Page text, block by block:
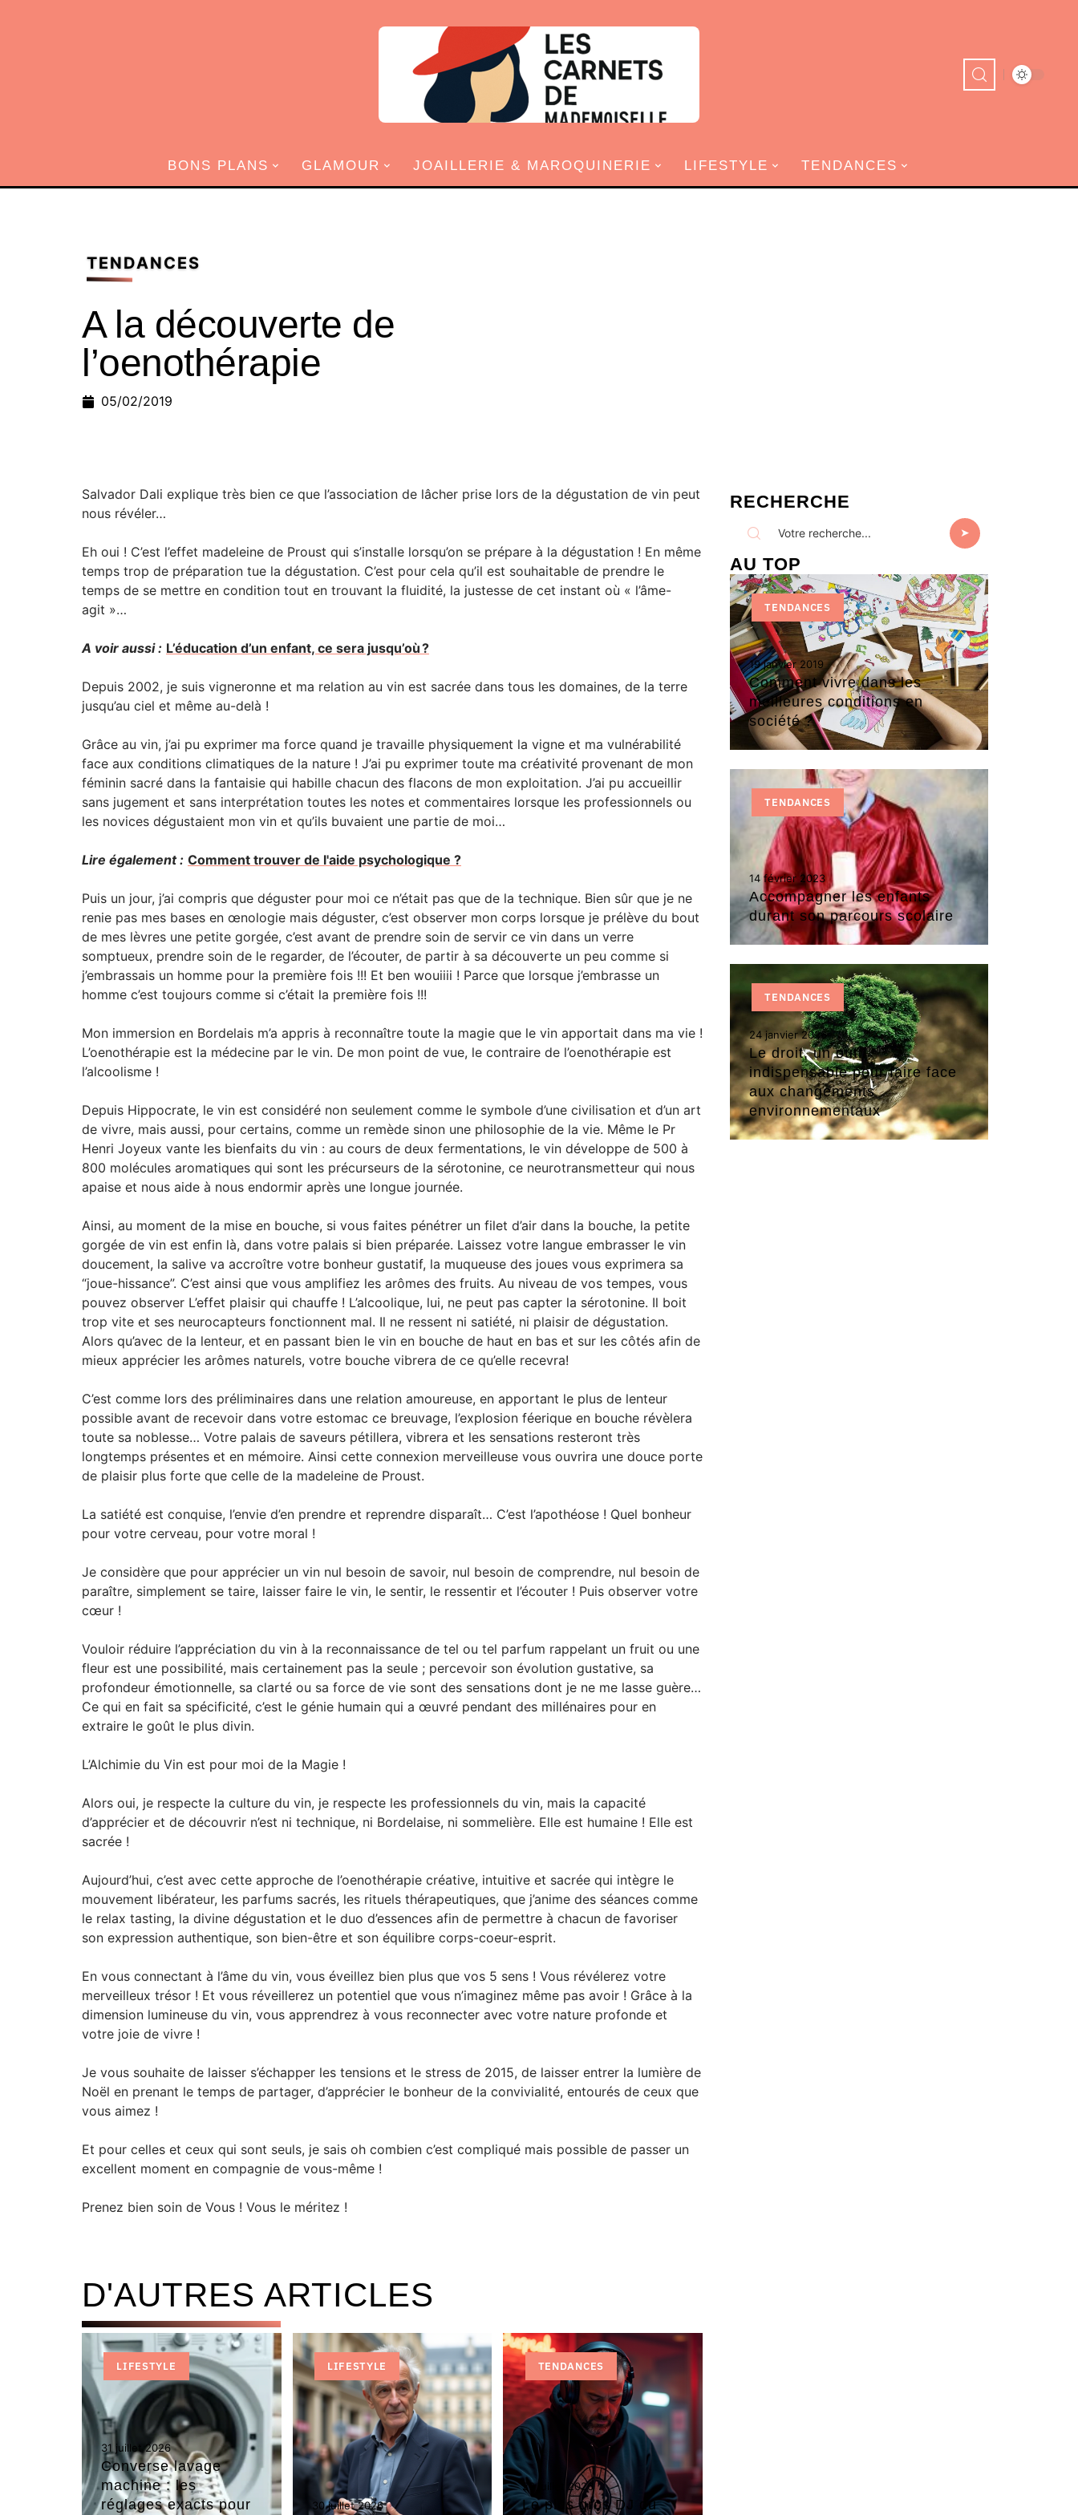
BONS PLANS GLAMOUR JOAILLERIE & MAROQUINERIE LIFESTYLE TENDANCES
TENDANCES
A la découverte de
l’oenothérapie
05/02/2019
Salvador Dali explique très bien ce que l’association de lâcher prise lors de la dégustation de vin peut
nous révéler…
Eh oui ! C’est l’effet madeleine de Proust qui s’installe lorsqu’on se prépare à la dégustation ! En même
temps trop de préparation tue la dégustation. C’est pour cela qu’il est souhaitable de prendre le
temps de se mettre en condition tout en trouvant la fluidité, la justesse de cet instant où « l’âme-
agit »…
A voir aussi : L’éducation d’un enfant, ce sera jusqu’où ?
Depuis 2002, je suis vigneronne et ma relation au vin est sacrée dans tous les domaines, de la terre
jusqu’au ciel et même au-delà !
Grâce au vin, j’ai pu exprimer ma force quand je travaille physiquement la vigne et ma vulnérabilité
face aux conditions climatiques de la nature ! J’ai pu exprimer toute ma créativité provenant de mon
féminin sacré dans la fantaisie qui habille chacun des flacons de mon exploitation. J’ai pu accueillir
sans jugement et sans interprétation toutes les notes et commentaires lorsque les professionnels ou
les novices dégustaient mon vin et qu’ils buvaient une partie de moi…
Lire également : Comment trouver de l'aide psychologique ?
Puis un jour, j’ai compris que déguster pour moi ce n’était pas que de la technique. Bien sûr que je ne
renie pas mes bases en œnologie mais déguster, c’est observer mon corps lorsque je prélève du bout
de mes lèvres une petite gorgée, c’est avant de prendre soin de servir ce vin dans un verre
somptueux, prendre soin de le regarder, de l’écouter, de partir à sa découverte un peu comme si
j’embrassais un homme pour la première fois !!! Et ben wouiiii ! Parce que lorsque j’embrasse un
homme c’est toujours comme si c’était la première fois !!!
Mon immersion en Bordelais m’a appris à reconnaître toute la magie que le vin apportait dans ma vie !
L’oenothérapie est la médecine par le vin. De mon point de vue, le contraire de l’oenothérapie est
l’alcoolisme !
Depuis Hippocrate, le vin est considéré non seulement comme le symbole d’une civilisation et d’un art
de vivre, mais aussi, pour certains, comme un remède sinon une philosophie de la vie. Même le Pr
Henri Joyeux vante les bienfaits du vin : au cours de deux fermentations, le vin développe de 500 à
800 molécules aromatiques qui sont les précurseurs de la sérotonine, ce neurotransmetteur qui nous
apaise et nous aide à nous endormir après une longue journée.
Ainsi, au moment de la mise en bouche, si vous faites pénétrer un filet d’air dans la bouche, la petite
gorgée de vin est enfin là, dans votre palais si bien préparée. Laissez votre langue embrasser le vin
doucement, la salive va accroître votre bonheur gustatif, la muqueuse des joues vous exprimera sa
“joue-hissance”. C’est ainsi que vous amplifiez les arômes des fruits. Au niveau de vos tempes, vous
pouvez observer L’effet plaisir qui chauffe ! L’alcoolique, lui, ne peut pas capter la sérotonine. Il boit
trop vite et ses neurocapteurs fonctionnent mal. Il ne ressent ni satiété, ni plaisir de dégustation.
Alors qu’avec de la lenteur, et en passant bien le vin en bouche de haut en bas et sur les côtés afin de
mieux apprécier les arômes naturels, votre bouche vibrera de ce qu’elle recevra!
C’est comme lors des préliminaires dans une relation amoureuse, en apportant le plus de lenteur
possible avant de recevoir dans votre estomac ce breuvage, l’explosion féerique en bouche révèlera
toute sa noblesse… Votre palais de saveurs pétillera, vibrera et les sensations resteront très
longtemps présentes et en mémoire. Ainsi cette connexion merveilleuse vous ouvrira une douce porte
de plaisir plus forte que celle de la madeleine de Proust.
La satiété est conquise, l’envie d’en prendre et reprendre disparaît… C’est l’apothéose ! Quel bonheur
pour votre cerveau, pour votre moral !
Je considère que pour apprécier un vin nul besoin de savoir, nul besoin de comprendre, nul besoin de
paraître, simplement se taire, laisser faire le vin, le sentir, le ressentir et l’écouter ! Puis observer votre
cœur !
Vouloir réduire l’appréciation du vin à la reconnaissance de tel ou tel parfum rappelant un fruit ou une
fleur est une possibilité, mais certainement pas la seule ; percevoir son évolution gustative, sa
profondeur émotionnelle, sa clarté ou sa force de vie sont des sensations dont je ne me lasse guère…
Ce qui en fait sa spécificité, c’est le génie humain qui a œuvré pendant des millénaires pour en
extraire le goût le plus divin.
L’Alchimie du Vin est pour moi de la Magie !
Alors oui, je respecte la culture du vin, je respecte les professionnels du vin, mais la capacité
d’apprécier et de découvrir n’est ni technique, ni Bordelaise, ni sommelière. Elle est humaine ! Elle est
sacrée !
Aujourd’hui, c’est avec cette approche de l’oenothérapie créative, intuitive et sacrée qui intègre le
mouvement libérateur, les parfums sacrés, les rituels thérapeutiques, que j’anime des séances comme
le relax tasting, la divine dégustation et le duo d’essences afin de permettre à chacun de favoriser
son expression authentique, son bien-être et son équilibre corps-coeur-esprit.
En vous connectant à l’âme du vin, vous éveillez bien plus que vos 5 sens ! Vous révélerez votre
merveilleux trésor ! Et vous réveillerez un potentiel que vous n’imaginez même pas avoir ! Grâce à la
dimension lumineuse du vin, vous apprendrez à vous reconnecter avec votre nature profonde et
votre joie de vivre !
Je vous souhaite de laisser s’échapper les tensions et le stress de 2015, de laisser entrer la lumière de
Noël en prenant le temps de partager, d’apprécier le bonheur de la convivialité, entourés de ceux que
vous aimez !
Et pour celles et ceux qui sont seuls, je sais oh combien c’est compliqué mais possible de passer un
excellent moment en compagnie de vous-même !
Prenez bien soin de Vous ! Vous le méritez !
D'AUTRES ARTICLES
LIFESTYLE
31 juillet 2026
Converse lavage
machine : les
réglages exacts pour
LIFESTYLE
30 juillet 2026
TENDANCES
29 juillet 2026
Le plus gros DJ du
RECHERCHE
AU TOP
TENDANCES
19 janvier 2019
Comment vivre dans les
meilleures conditions en
société ?
TENDANCES
14 février 2023
Accompagner les enfants
durant son parcours scolaire
TENDANCES
24 janvier 2026
Le droit, un outil
indispensable pour faire face
aux changements
environnementaux